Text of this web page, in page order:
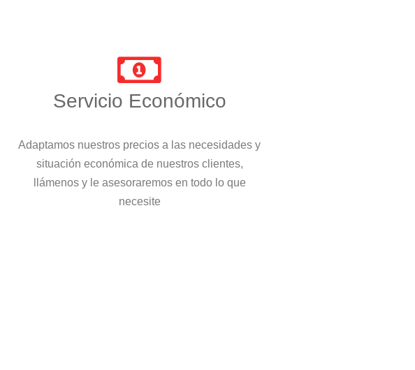
Servicio Económico
Adaptamos nuestros precios a las necesidades y
situación económica de nuestros clientes,
llámenos y le asesoraremos en todo lo que
necesite